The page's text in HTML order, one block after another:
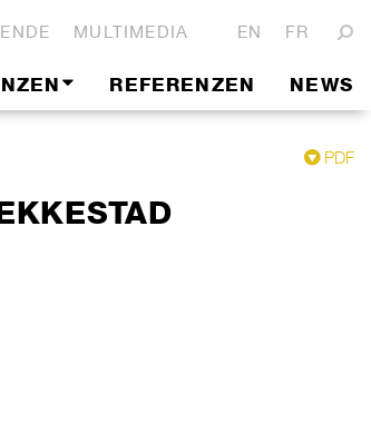
MULTIMEDIA EN FR
REFERENZEN NEWS
PDF